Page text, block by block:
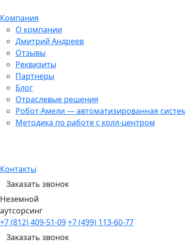
Компания
О компании
Дмитрий Андреев
Отзывы
Реквизиты
Партнеры
Блог
Отраслевые решения
Робот Амели — автоматизированная
Методика по работе с колл-центром
Контакты
Заказать звонок
Неземной
аутсорсинг
+7 (812) 409-51-09+7 (499) 113-60-77
Заказать звонок